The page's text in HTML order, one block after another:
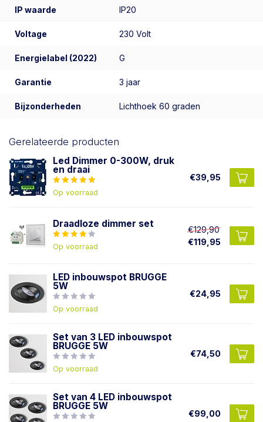
IP waarde IP20
Voltage 230 Volt
Energielabel (2022) G
Garantie 3 jaar
Bijzonderheden Lichthoek 60 graden
Gerelateerde producten
Led Dimmer 0-300W, druk
en draai
Op voorraad
€39,95
Draadloze dimmer set
Op voorraad
€129,90
€119,95
LED inbouwspot BRUGGE
5W
Op voorraad
€24,95
Set van 3 LED inbouwspot
BRUGGE 5W
Op voorraad
€74,50
Set van 4 LED inbouwspot
BRUGGE 5W
€99,00